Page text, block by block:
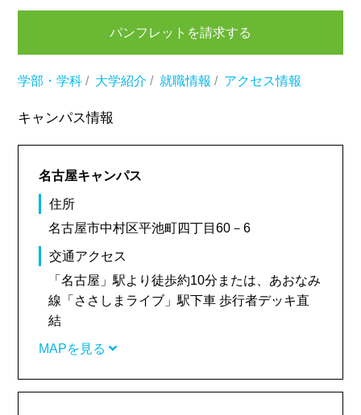
パンフレットを請求する
学部・学科 / 大学紹介 / 就職情報 / アクセス情報
キャンパス情報
名古屋キャンパス
住所
名古屋市中村区平池町四丁目60－6
交通アクセス
「名古屋」駅より徒歩約10分または、あおなみ
線「ささしまライブ」駅下車 歩行者デッキ直
結
MAPを見る